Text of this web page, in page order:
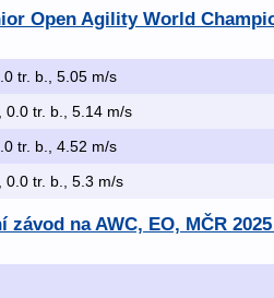
Open Agility World
tr. b., 5.05 m/s
0.0 tr. b., 5.14 m/s
tr. b., 4.52 m/s
0.0 tr. b., 5.3 m/s
na AWC, EO, MČR